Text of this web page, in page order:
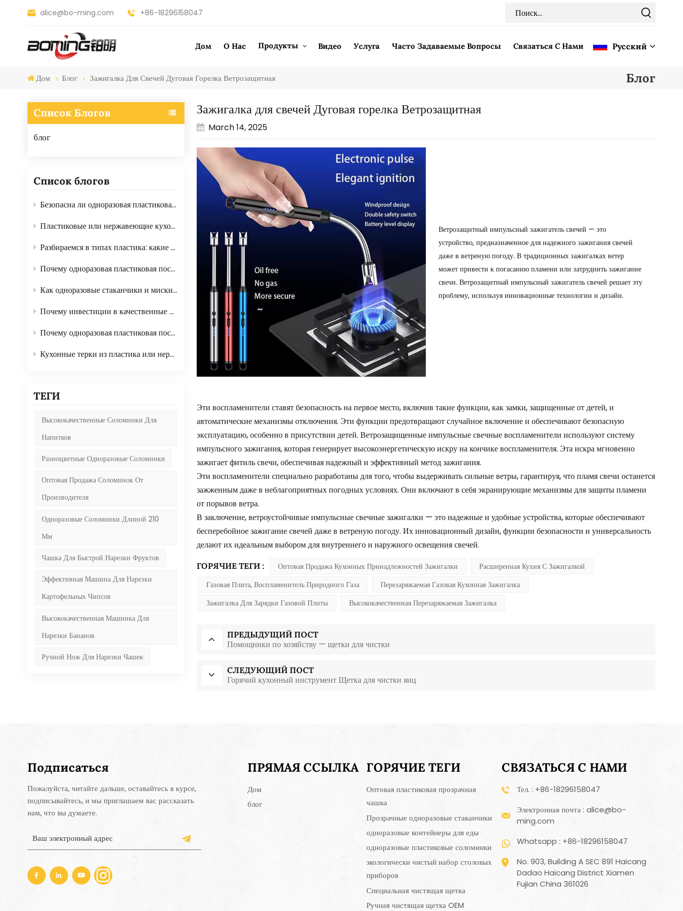
alice@bo-ming.com +86-18296158047
Дом О Нас Продукты Видео Услуга Часто Задаваемые Вопросы Связаться С Нами Pусский
Português
Nederlands
Türkçe
Дом Блог Зажигалка Для Свечей Дуговая Горелка Ветрозащитная Блог
Список Блогов
блог
Список блогов
Безопасна ли одноразовая пластиковая посуда для пищевых продуктов? Вот ответ.
Пластиковые или нержавеющие кухонные терки: какие лучше?
Разбираемся в типах пластика: какие из них безопасны для использования в посуде?
Почему одноразовая пластиковая посуда идеально подходит для мероприятий на открытом воздухе?
Как одноразовые стаканчики и миски упрощают организацию кейтеринга?
Почему инвестиции в качественные швабры и щетки экономят ваше время?
Почему одноразовая пластиковая посуда идеально подходит для мероприятий на открытом воздухе?
Кухонные терки из пластика или нержавеющей стали: что лучше?
ТЕГИ
Высококачественные Соломинки Для
Напитков
Разноцветные Одноразовые Соломинки
Оптовая Продажа Соломинок От
Производителя
Одноразовые Соломинки Длиной 210 ​​
Мм
Чашка Для Быстрой Нарезки Фруктов
Эффективная Машина Для Нарезки
Картофельных Чипсов
Высококачественная Машинка Для
Нарезки Бананов
Ручной Нож Для Нарезки Чашек
Зажигалка для свечей Дуговая горелка Ветрозащитная
March 14, 2025
Ветрозащитный импульсный зажигатель свечей — это
устройство, предназначенное для надежного зажигания свечей
даже в ветреную погоду. В традиционных зажигалках ветер
может привести к погасанию пламени или затруднить зажигание
свечи. Ветрозащитный импульсный зажигатель свечей решает эту
проблему, используя инновационные технологии и дизайн.
Эти воспламенители ставят безопасность на первое место, включив такие функции, как замки, защищенные от детей, и
автоматические механизмы отключения. Эти функции предотвращают случайное включение и обеспечивают безопасную
эксплуатацию, особенно в присутствии детей. Ветрозащищенные импульсные свечные воспламенители используют систему
импульсного зажигания, которая генерирует высокоэнергетическую искру на кончике воспламенителя. Эта искра мгновенно
зажигает фитиль свечи, обеспечивая надежный и эффективный метод зажигания.
Эти воспламенители специально разработаны для того, чтобы выдерживать сильные ветры, гарантируя, что пламя свечи останется
зажженным даже в неблагоприятных погодных условиях. Они включают в себя экранирующие механизмы для защиты пламени
от порывов ветра.
В заключение, ветроустойчивые импульсные свечные зажигалки — это надежные и удобные устройства, которые обеспечивают
бесперебойное зажигание свечей даже в ветреную погоду. Их инновационный дизайн, функции безопасности и универсальность
делают их идеальным выбором для внутреннего и наружного освещения свечей.
ГОРЯЧИЕ ТЕГИ : Оптовая Продажа Кухонных Принадлежностей Зажигалки
Расширенная Кухня С Зажигалкой
Газовая Плита, Воспламенитель Природного Газа
Перезаряжаемая Газовая Кухонная Зажигалка
Зажигалка Для Зарядки Газовой Плиты
Высококачественная Перезаряжаемая Зажигалка
ПРЕДЫДУЩИЙ ПОСТ
Помощники по хозяйству — щетки для чистки
СЛЕДУЮЩИЙ ПОСТ
Горячий кухонный инструмент Щетка для чистки яиц
Подписаться
Пожалуйста, читайте дальше, оставайтесь в курсе,
подписывайтесь, и мы приглашаем вас рассказать
нам, что вы думаете.
ПРЯМАЯ ССЫЛКА
Дом
блог
ГОРЯЧИЕ ТЕГИ
Оптовая пластиковая прозрачная
чашка
Прозрачные одноразовые стаканчики
одноразовые контейнеры для еды
одноразовые пластиковые соломинки
экологически чистый набор столовых
приборов
Специальная чистящая щетка
Ручная чистящая щетка OEM
СВЯЗАТЬСЯ С НАМИ
Тел. : +86-18296158047
Электронная почта : alice@bo-
ming.com
Whatsapp : +86-18296158047
No. 903, Building A SEC 891 Haicang
Dadao Haicang District Xiamen
Fujian China 361026